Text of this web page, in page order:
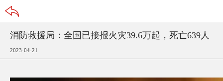
消防救援局：全国已接报火灾39.6万起，死亡639人
2023-04-21